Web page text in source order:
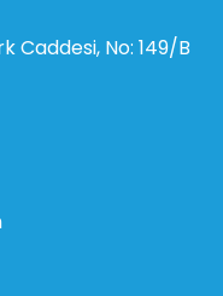
Caddesi, No: 149/B